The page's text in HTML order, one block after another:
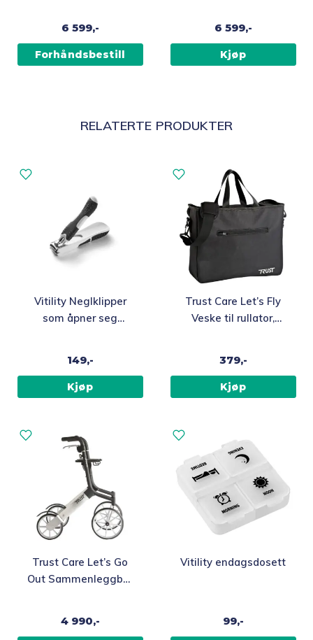
6 599,-
Forhåndsbestill
6 599,-
Kjøp
RELATERTE PRODUKTER
Vitility Neglklipper
som åpner seg
149,-
Kjøp
Trust Care Let’s Fly
Veske til rullator,
379,-
Kjøp
Trust Care Let’s Go
Out Sammenleggbar
4 990,-
Vitility endagsdosett
99,-